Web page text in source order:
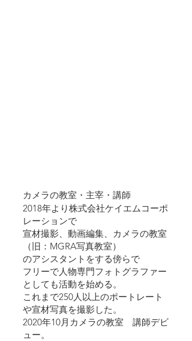
カメラの教室・主宰・講師
2018年より株式会社ケイエムコーポ
レーションで
宣材撮影、動画編集、カメラの教室
（旧：MGRA写真教室）
のアシスタントをする傍らで
フリーで人物専門フォトグラファー
としても活動を始める。
これまで250人以上のポートレート
や宣材写真を撮影した。
2020年10月カメラの教室　講師デビ
ュー。